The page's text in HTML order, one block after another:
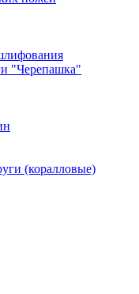
"Черепашка"
(коралловые)